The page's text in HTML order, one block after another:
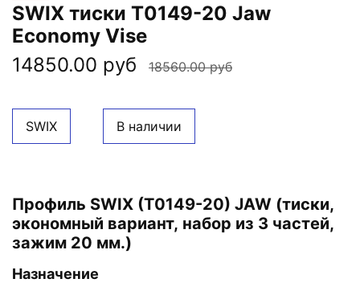
SWIX тиски T0149-20 Jaw
Economy Vise
14850.00 руб
18560.00 руб
SWIX В наличии
Профиль SWIX (T0149-20) JAW (тиски,
экономный вариант, набор из 3 частей,
зажим 20 мм.)
Назначение